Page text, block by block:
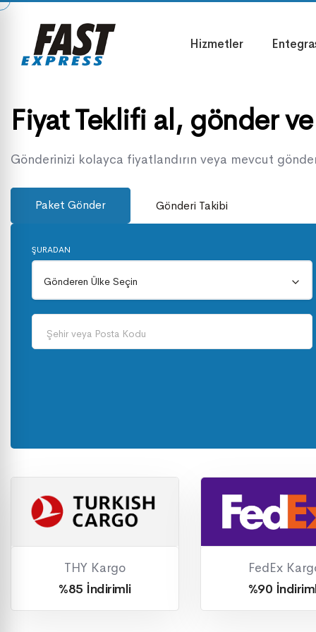
Hizmetler
Fiyat Teklifi al, gönder
Gönderinizi kolayca fiyatlandırın veya mevcut
Paket Gönder Gönderi Takibi
ŞURADAN
Gönderen Ülke Seçin
Gönderen Ülke
Şehir veya Posta Kodu
THY Kargo
%85 İndirimli
FedEx
%90